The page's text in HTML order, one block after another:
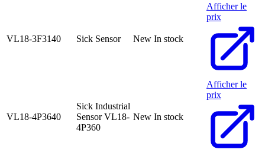
VL18-3F3140 Sick Sensor New In stock
Afficher le
prix
VL18-4P3640
Sick Industrial
Sensor VL18-
4P360
New In stock
Afficher le
prix